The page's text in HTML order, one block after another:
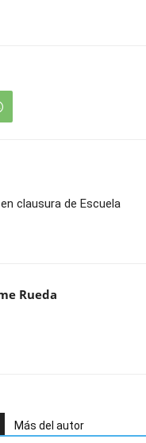
clausura de Escuela
Rueda
Más del autor